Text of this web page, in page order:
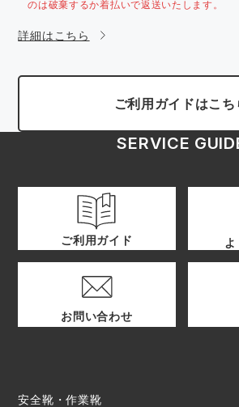
のは破棄するか着払いで返送いたします。
詳細はこちら
ご利用ガイドはこち
SERVICE
ご利用ガイド よ
お問い合わせ
安全靴・作業靴